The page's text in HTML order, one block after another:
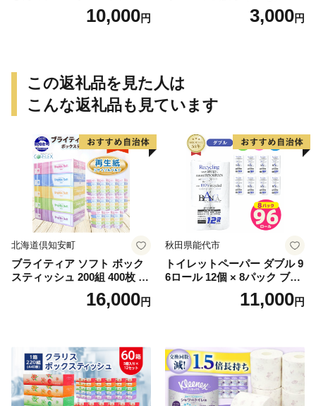
ォーク・スプーン セット 小
牧市制70周年記念10,000円 3,000円
この返礼品を見た人は
こんな返礼品も見ています
北海道倶知安町
ブライティア ソフト ボック
スティッシュ 200組 400枚 60
箱 日本製 まとめ買い ティッ
シュ リサイクル 長持 防災 常
倶知安町 日用品
16,000円
秋田県能代市
トイレットペーパー ダブル 9
6ロール 12個 × 8パック ブラ
ンカ 再生紙 100％ 芯あり 日
用品 消耗品 無香料 生活用品
11,000円